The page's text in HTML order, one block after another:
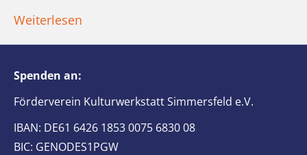
Weiterlesen
Spenden an:
Förderverein Kulturwerkstatt Simmersfeld e.V.
IBAN: DE61 6426 1853 0075 6830 08
BIC: GENODES1PGW